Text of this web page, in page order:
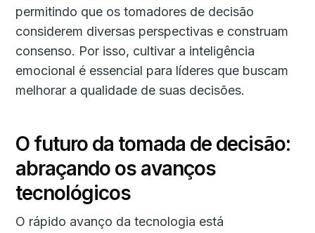
permitindo que os tomadores de decisão
considerem diversas perspectivas e construam
consenso. Por isso, cultivar a inteligência
emocional é essencial para líderes que buscam
melhorar a qualidade de suas decisões.
O futuro da tomada de decisão:
abraçando os avanços
tecnológicos
O rápido avanço da tecnologia está